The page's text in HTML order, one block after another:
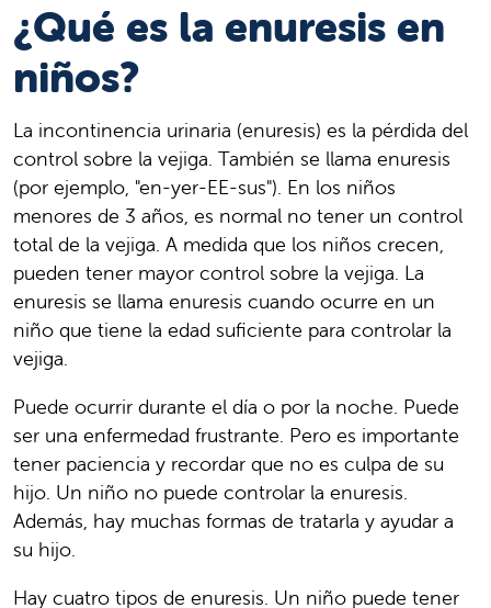
¿Qué es la enuresis en
niños?
La incontinencia urinaria (enuresis) es la pérdida del
control sobre la vejiga. También se llama enuresis
(por ejemplo, "en-yer-EE-sus"). En los niños
menores de 3 años, es normal no tener un control
total de la vejiga. A medida que los niños crecen,
pueden tener mayor control sobre la vejiga. La
enuresis se llama enuresis cuando ocurre en un
niño que tiene la edad suficiente para controlar la
vejiga.
Puede ocurrir durante el día o por la noche. Puede
ser una enfermedad frustrante. Pero es importante
tener paciencia y recordar que no es culpa de su
hijo. Un niño no puede controlar la enuresis.
Además, hay muchas formas de tratarla y ayudar a
su hijo.
Hay cuatro tipos de enuresis. Un niño puede tener